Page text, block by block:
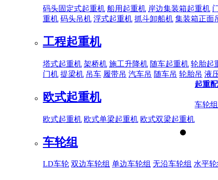
码头固定式起重机 船用起重机 岸边集装箱起重机
重机 码头吊机 浮式起重机 抓斗卸船机 集装箱正面
工程起重机
塔式起重机 架桥机 施工升降机 随车起重机 轮胎起
门机 提梁机 吊车 履带吊 汽车吊 随车吊 轮胎吊 液
欧式起重机
欧式起重机 欧式单梁起重机 欧式双梁起重机
起重
车轮组
车轮组
LD车轮 双边车轮组 单边车轮组 无沿车轮组 水平